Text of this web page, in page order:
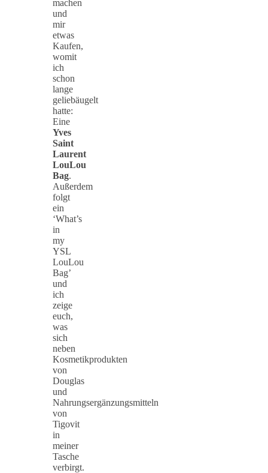
machen
und
mir
etwas
Kaufen,
womit
ich
schon
lange
geliebäugelt
hatte:
Eine
Yves
Saint
Laurent
LouLou
Bag.
Außerdem
folgt
ein
‘What’s
in
my
YSL
LouLou
Bag’
und
ich
zeige
euch,
was
sich
neben
Kosmetikprodukten
von
Douglas
und
Nahrungsergänzungsmitteln
von
Tigovit
in
meiner
Tasche
verbirgt.